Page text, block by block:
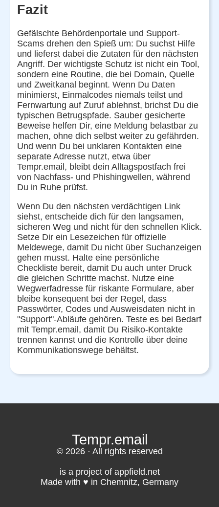
Fazit
Gefälschte Behördenportale und Support-
Scams drehen den Spieß um: Du suchst Hilfe
und lieferst dabei die Zutaten für den nächsten
Angriff. Der wichtigste Schutz ist nicht ein Tool,
sondern eine Routine, die bei Domain, Quelle
und Zweitkanal beginnt. Wenn Du Daten
minimierst, Einmalcodes niemals teilst und
Fernwartung auf Zuruf ablehnst, brichst Du die
typischen Betrugspfade. Sauber gesicherte
Beweise helfen Dir, eine Meldung belastbar zu
machen, ohne dich selbst weiter zu gefährden.
Und wenn Du bei unklaren Kontakten eine
separate Adresse nutzt, etwa über
Tempr.email, bleibt dein Alltagspostfach frei
von Nachfass- und Phishingwellen, während
Du in Ruhe prüfst.
Wenn Du den nächsten verdächtigen Link
siehst, entscheide dich für den langsamen,
sicheren Weg und nicht für den schnellen Klick.
Setze Dir ein Lesezeichen für offizielle
Meldewege, damit Du nicht über Suchanzeigen
gehen musst. Halte eine persönliche
Checkliste bereit, damit Du auch unter Druck
die gleichen Schritte machst. Nutze eine
Wegwerfadresse für riskante Formulare, aber
bleibe konsequent bei der Regel, dass
Passwörter, Codes und Ausweisdaten nicht in
"Support"-Abläufe gehören. Teste es bei Bedarf
mit Tempr.email, damit Du Risiko-Kontakte
trennen kannst und die Kontrolle über deine
Kommunikationswege behältst.
Tempr.email
© 2026 · All rights reserved
is a project of appfield.net
Made with ♥️ in Chemnitz, Germany